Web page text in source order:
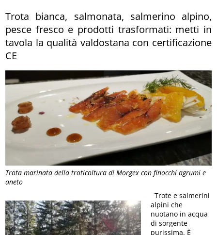
Trota marinata della troticoltura di Morgex con finocchi agrumi e
aneto
Trota bianca, salmonata, salmerino alpino,
pesce fresco e prodotti trasformati: metti in
tavola la qualità valdostana con certificazione
CE
Trote e salmerini
alpini che
nuotano in acqua
di sorgente
purissima. È